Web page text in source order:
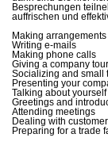
Besprechungen
auffrischen und
Making arrangements
Writing e-mails
Making phone calls
Giving a company tour
Socializing and small
Presenting your
Talking about
Greetings and
Attending meetings
Dealing with
Preparing for a trade